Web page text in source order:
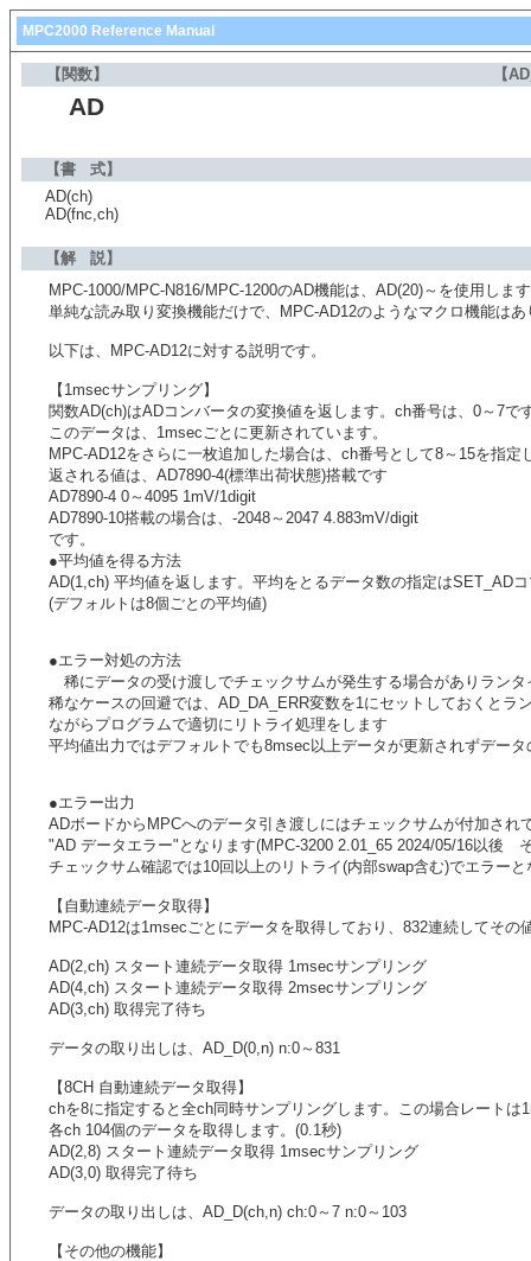
MPC2000 Reference Manual
【関数】 【
AD
【書 式】
AD(ch)
AD(fnc,ch)
【解 説】
MPC-1000/MPC-N816/MPC-1200のAD機能は、AD(20)～を使用しま
単純な読み取り変換機能だけで、MPC-AD12のようなマクロ機能はあ
以下は、MPC-AD12に対する説明です。
【1msecサンプリング】
関数AD(ch)はADコンバータの変換値を返します。ch番号は、0～7で
このデータは、1msecごとに更新されています。
MPC-AD12をさらに一枚追加した場合は、ch番号として8～15を指定
返される値は、AD7890-4(標準出荷状態)搭載です
AD7890-4 0～4095 1mV/1digit
AD7890-10搭載の場合は、-2048～2047 4.883mV/digit
です。
●平均値を得る方法
AD(1,ch) 平均値を返します。平均をとるデータ数の指定はSET_AD
(デフォルトは8個ごとの平均値)
●エラー対処の方法
稀にデータの受け渡しでチェックサムが発生する場合がありランタ
稀なケースの回避では、AD_DA_ERR変数を1にセットしておくと
ながらプログラムで適切にリトライ処理をします
平均値出力ではデフォルトでも8msec以上データが更新されずデー
●エラー出力
ADボードからMPCへのデータ引き渡しにはチェックサムが付加され
"AD データエラー"となります(MPC-3200 2.01_65 2024/05/16以後
チェックサム確認では10回以上のリトライ(内部swap含む)でエラーと
【自動連続データ取得】
MPC-AD12は1msecごとにデータを取得しており、832連続してその
AD(2,ch) スタート連続データ取得 1msecサンプリング
AD(4,ch) スタート連続データ取得 2msecサンプリング
AD(3,ch) 取得完了待ち
データの取り出しは、AD_D(0,n) n:0～831
【8CH 自動連続データ取得】
chを8に指定すると全ch同時サンプリングします。この場合レートは
各ch 104個のデータを取得します。(0.1秒)
AD(2,8) スタート連続データ取得 1msecサンプリング
AD(3,0) 取得完了待ち
データの取り出しは、AD_D(ch,n) ch:0～7 n:0～103
【その他の機能】